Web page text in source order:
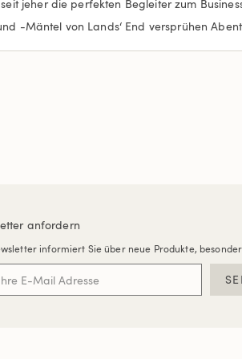
jeher die perfekten Begleiter zum
-Mäntel von Lands‘ End versprühen
anfordern
informiert Sie über neue Produkte,